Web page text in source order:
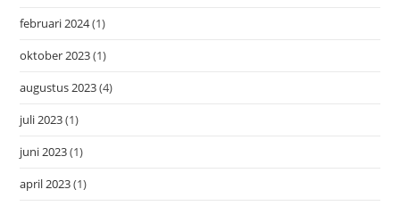
februari 2024(1)
oktober 2023(1)
augustus 2023(4)
juli 2023(1)
juni 2023(1)
april 2023(1)